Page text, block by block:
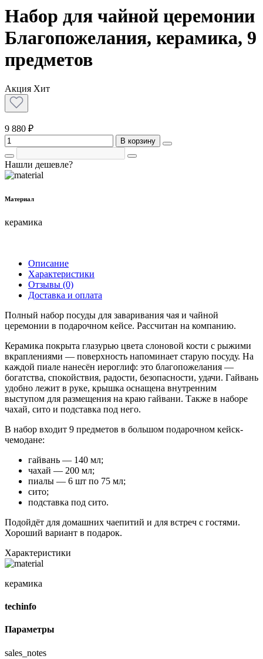
Набор для чайной церемонии
Благопожелания, керамика, 9
предметов
Акция Хит
9 880 ₽
В корзину
Нашли дешевле?
Материал
керамика
Описание
Характеристики
Отзывы (0)
Доставка и оплата
Полный набор посуды для заваривания чая и чайной
церемонии в подарочном кейсе. Рассчитан на компанию.
Керамика покрыта глазурью цвета слоновой кости с рыжими
вкраплениями — поверхность напоминает старую посуду. На
каждой пиале нанесён иероглиф: это благопожелания —
богатства, спокойствия, радости, безопасности, удачи. Гайвань
удобно лежит в руке, крышка оснащена внутренним
выступом для размещения на краю гайвани. Также в наборе
чахай, сито и подставка под него.
В набор входит 9 предметов в большом подарочном кейск-
чемодане:
гайвань — 140 мл;
чахай — 200 мл;
пиалы — 6 шт по 75 мл;
сито;
подставка под сито.
Подойдёт для домашних чаепитий и для встреч с гостями.
Хороший вариант в подарок.
Характеристики
керамика
techinfo
Параметры
sales_notes